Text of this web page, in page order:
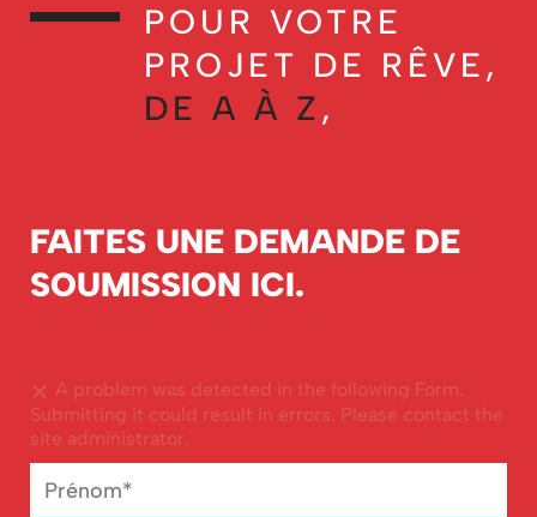
POUR VOTRE
PROJET DE RÊVE,
DE A À Z ,
FAITES UNE DEMANDE DE
SOUMISSION ICI.
A problem was detected in the following Form.
Submitting it could result in errors. Please contact the
site administrator.